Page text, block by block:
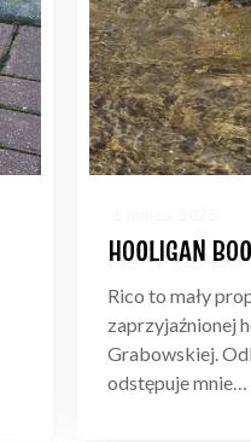
HOOLIGAN
Rico to mały
zaprzyjaźnionej
Grabowskiej.
odstępuje mnie…